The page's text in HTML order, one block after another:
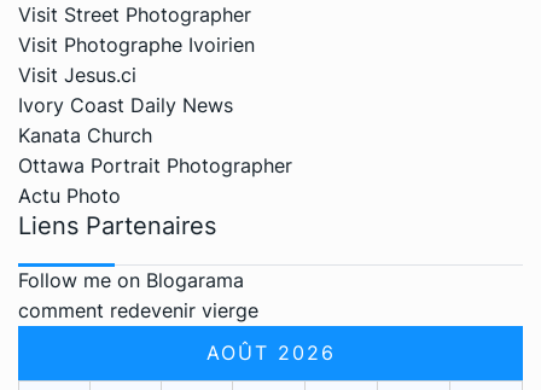
Visit Street Photographer
Visit Photographe Ivoirien
Visit Jesus.ci
Ivory Coast Daily News
Kanata Church
Ottawa Portrait Photographer
Actu Photo
Liens Partenaires
Follow me on Blogarama
comment redevenir vierge
AOÛT 2026